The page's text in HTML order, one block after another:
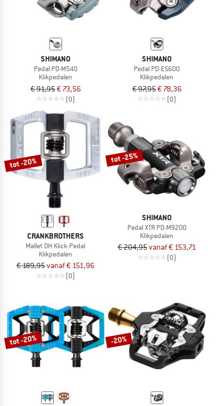
SHIMANO
Pedal PD-M540
Klikpedalen
€ 91,95€ 73,56
(0)
SHIMANO
Pedal PD-ES600
Klikpedalen
€ 97,95€ 78,36
(0)
tot -20%
CRANKBROTHERS
Mallet DH Klick-Pedal
Klikpedalen
€ 189,95vanaf € 151,96
(0)
tot -25%
SHIMANO
Pedal XTR PD-M9200
Klikpedalen
€ 204,95vanaf € 153,71
(0)
tot -20% -20%